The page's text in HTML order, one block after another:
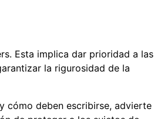
Esta implica dar prioridad a las
la rigurosidad de la
cómo deben escribirse, advierte